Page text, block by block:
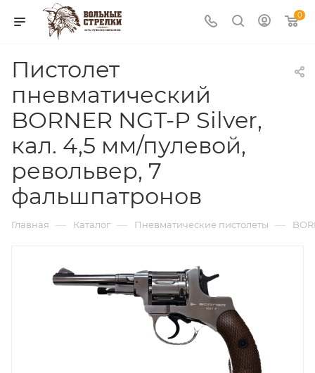
0
Пистолет
пневматический
BORNER NGT-P Silver,
кал. 4,5 мм/пулевой,
револьвер, 7
фальшпатронов
Главная — Каталог — Пневматические пистолеты —